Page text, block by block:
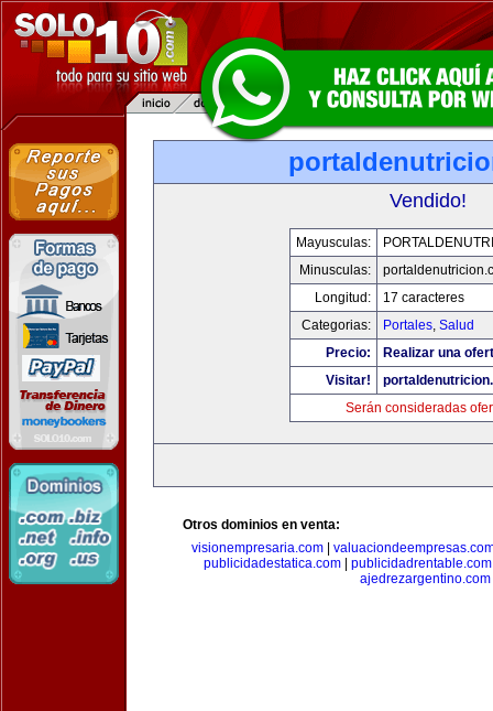
Vendido!
Mayusculas:
Minusculas:
Longitud:
17 caracteres
Categorias:
Portales, Salud
Precio:
Realizar una
Visitar!
Serán consideradas
Otros dominios en venta:
visionempresaria.com
publicidadestatica.com
publicidadrentable.com
ajedrezargentino.com